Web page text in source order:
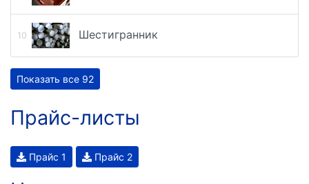
Шестигранник
Показать все 92
Прайс-листы
Прайс 1 Прайс 2